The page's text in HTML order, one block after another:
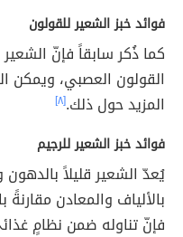
فوائد خبز الشعير للقولون
كما ذُكر سابقاً فإنّ
القولون العصبي، ويمكن
المزيد حول ذلك.[٨]
فوائد خبز الشعير للرجيم
يُعدّ الشعير قليلاً بالدهون
بالألياف والمعادن مقارنةً
فإنّ تناوله ضمن نظامٍ